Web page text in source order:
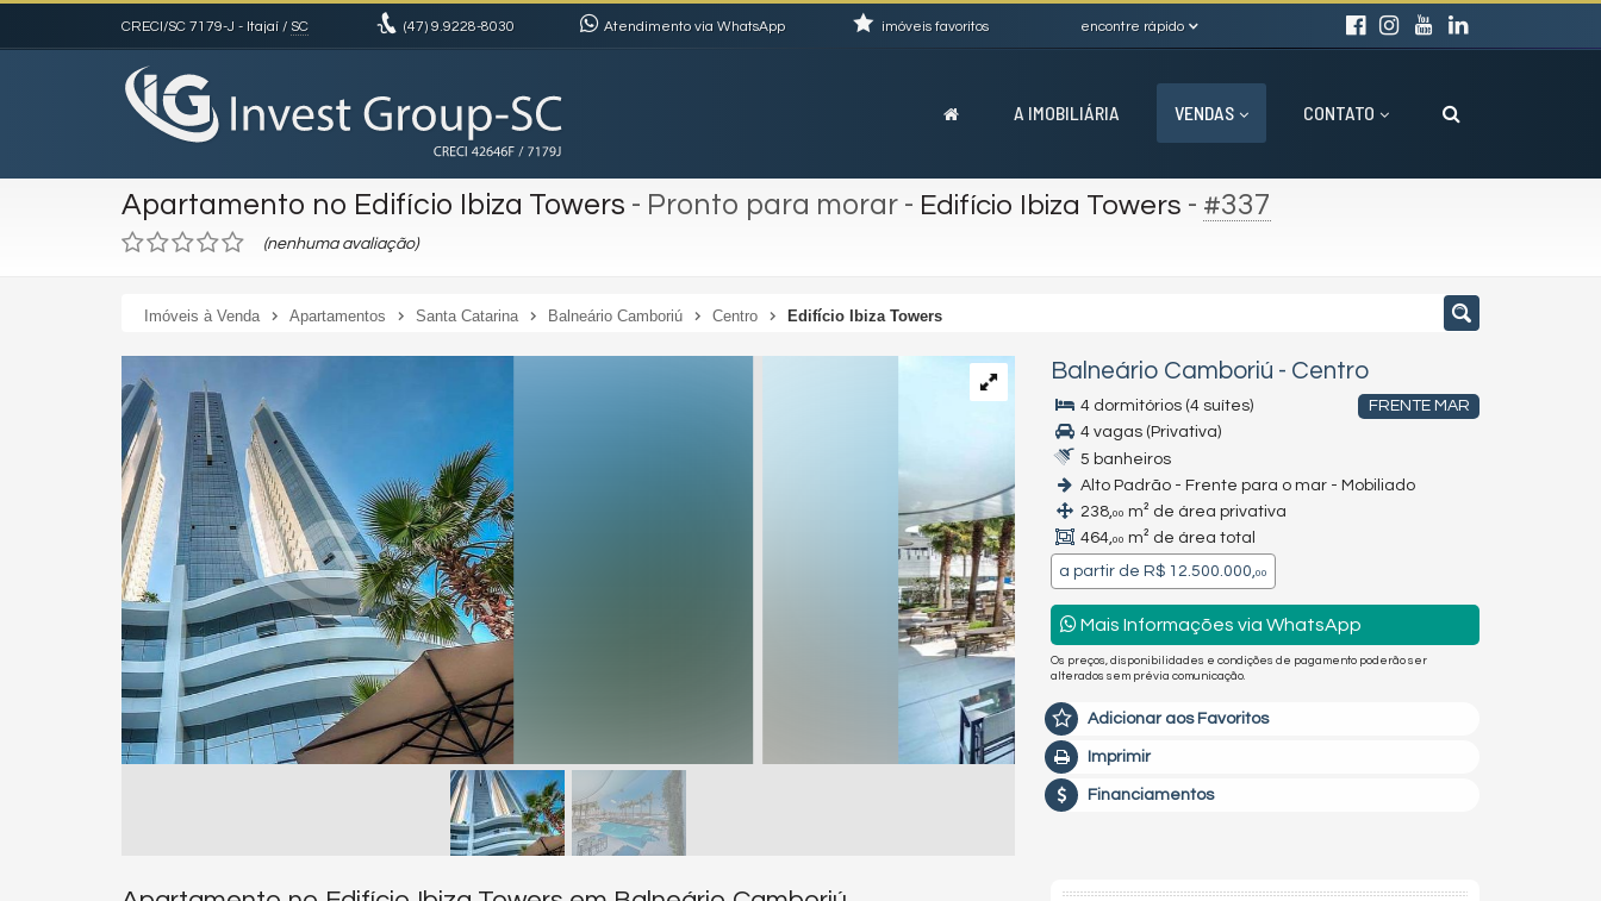
CRECI/SC 7179-J - Itajaí / SC (47) 9.9228-8030 Atendimento via WhatsApp encontre rápido
imóveis favoritos
A IMOBILIÁRIA VENDAS CONTATO
Apartamento no Edifício Ibiza Towers - Pronto para morar - Edifício Ibiza Towers - #337
(nenhuma avaliação)
Imóveis à Venda Apartamentos Santa Catarina Balneário Camboriú Centro Edifício Ibiza Towers
Balneário Camboriú - Centro
FRENTE MAR
4 dormitórios (4 suítes)
4 vagas (Privativa)
5 banheiros
Alto Padrão - Frente para o mar - Mobiliado
238,00 m² de área privativa
464,00 m² de área total
a partir de R$ 12.500.000,00
Mais Informações via WhatsApp
Os preços, disponibilidades e condições de pagamento poderão ser
alterados sem prévia comunicação.
Adicionar aos Favoritos
Imprimir
Financiamentos